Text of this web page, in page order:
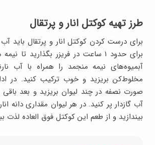
طرز تهیه کوکتل انار و پرتقال
برای درست کردن کوکتل انار و پرتقال باید آب
برای حدود ۱ ساعت در فریزر بگذارید
آبمیوه‌های نیمه منجمد را همراه با آب
مخلوط‌کن بریزید و خوب ترکیب کنید. در
صورت نصفه در چند لیوان بریزید و بعد باقی
آب گازدار پر کنید. در هر لیوان مقداری دانه
بیندازید و از طعم این کوکتل فوق العاده لذت